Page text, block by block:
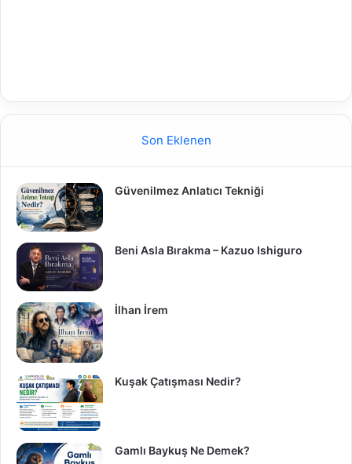
Son Eklenen
Güvenilmez Anlatıcı Tekniği
Beni Asla Bırakma – Kazuo Ishiguro
İlhan İrem
Kuşak Çatışması Nedir?
Gamlı Baykuş Ne Demek?